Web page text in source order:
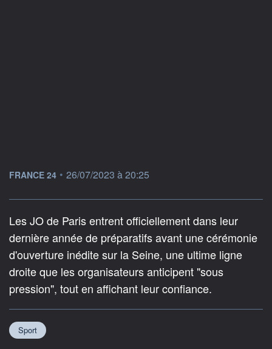
information fournie par
FRANCE 24 • 26/07/2023 à 20:25
Les JO de Paris entrent officiellement dans leur
dernière année de préparatifs avant une cérémonie
d'ouverture inédite sur la Seine, une ultime ligne
droite que les organisateurs anticipent "sous
pression", tout en affichant leur confiance.
Sport